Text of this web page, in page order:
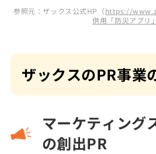
参照元：ザックス公式HP（https://
供用「防災アプリ
ザックスのPR事業
マーケティング
の創出PR